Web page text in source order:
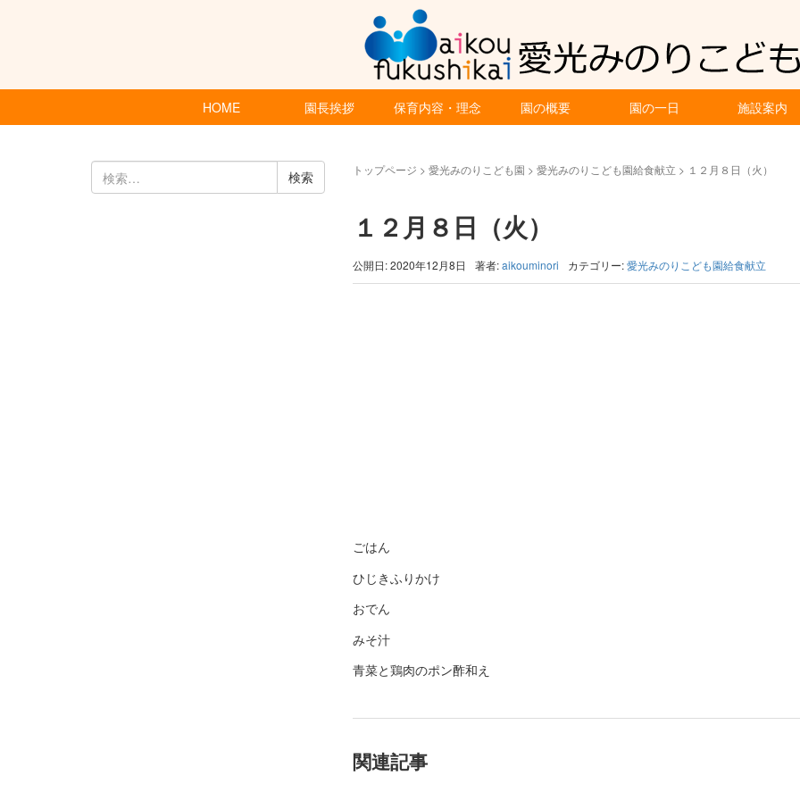
HOME 園長挨拶 保育内容・理念 園の概要 園の一日 施設案内
トップページ > 愛光みのりこども園 > 愛光みのりこども園給食献立 > １２月８日（火）
１２月８日（火）
公開日: 2020年12月8日 著者:aikouminori カテゴリー:愛光みのりこども園給食献立
ごはん
ひじきふりかけ
おでん
みそ汁
青菜と鶏肉のポン酢和え
関連記事
検
索: